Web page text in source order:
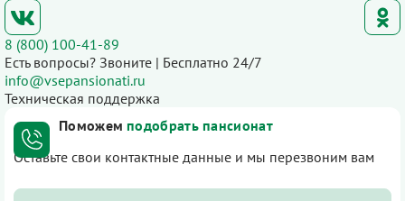
8 (800) 100-41-89
Есть вопросы? Звоните | Бесплатно 24/7
info@vsepansionati.ru
Техническая поддержка
Поможем подобрать пансионат
Оставьте свои контактные данные и мы перезвоним вам